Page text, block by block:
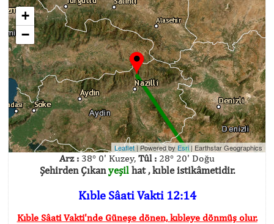
+
−
Leaflet| Powered by Esri | Earthstar Geographics
Arz : 38° 0' Kuzey, Tûl : 28° 20' Doğu
Şehirden Çıkanyeşilhat , kıble istikâmetidir.
Kıble Sâati Vakti 12:14
Kıble Sâati Vakti'nde Güneşe dönen, kıbleye dönmüş olur.